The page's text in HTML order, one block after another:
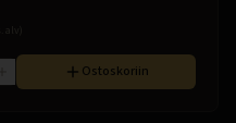
Ostoskoriin